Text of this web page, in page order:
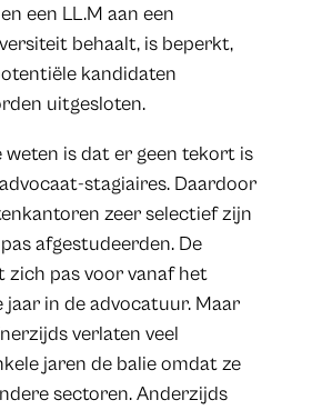
een LL.M aan een
behaalt, is beperkt,
kandidaten
uitgesloten.
weten is dat er geen tekort is
stagiaires. Daardoor
zeer selectief zijn
afgestudeerden. De
zich pas voor vanaf het
in de advocatuur. Maar
verlaten veel
jaren de balie omdat ze
sectoren. Anderzijds